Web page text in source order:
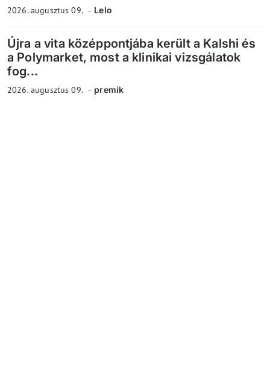
2026. augusztus 09. Lelo
Újra a vita középpontjába került a Kalshi és
a Polymarket, most a klinikai vizsgálatok
fog...
2026. augusztus 09. premik